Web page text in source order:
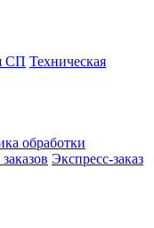
СП Техническая
обработки
Экспресс-заказ